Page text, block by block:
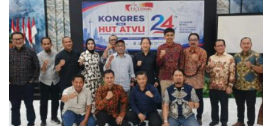
beberapa saat kemudian bisa ditertibkan agar tidak
menimbulkan kerumunan. (TN/hs
Tags: Headlines